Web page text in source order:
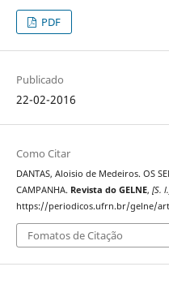
PDF
Publicado
22-02-2016
Como Citar
DANTAS, Aloisio de Medeiros. OS
CAMPANHA. Revista do GELNE, [S.
https://periodicos.ufrn.br/gelne/
Fomatos de Citação